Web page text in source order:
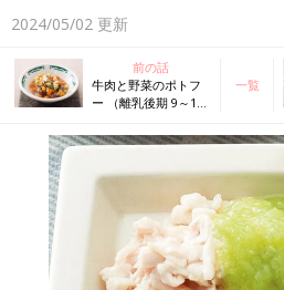
2024/05/02 更新
前の話
牛肉と野菜のポトフ
ー （離乳後期 9～11
一覧